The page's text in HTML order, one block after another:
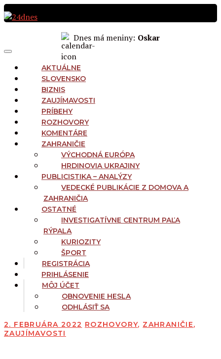
Preskočiť
na
Dnes má meniny: Oskar
Menu
AKTUÁLNE
SLOVENSKO
BIZNIS
ZAUJÍMAVOSTI
PRÍBEHY
ROZHOVORY
KOMENTÁRE
ZAHRANIČIE
VÝCHODNÁ EURÓPA
HRDINOVIA UKRAJINY
PUBLICISTIKA – ANALÝZY
VEDECKÉ PUBLIKÁCIE Z DOMOVA A
ZAHRANIČIA
OSTATNÉ
INVESTIGATÍVNE CENTRUM PAĽA
RÝPALA
KURIOZITY
ŠPORT
REGISTRÁCIA
PRIHLÁSENIE
MÔJ ÚČET
OBNOVENIE HESLA
ODHLÁSIŤ SA
2. FEBRUÁRA 2022 ROZHOVORY, ZAHRANIČIE,
ZAUJÍMAVOSTI